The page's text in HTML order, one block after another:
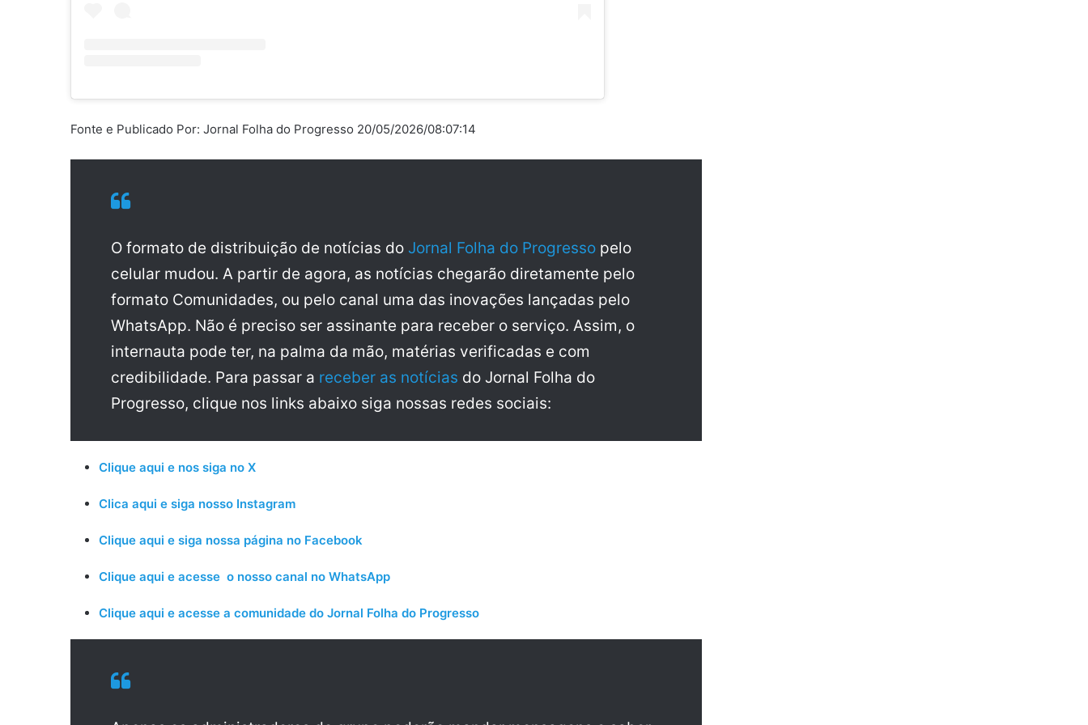
Fonte e Publicado Por: Jornal Folha do Progresso 20/05/2026/08:07:14
O formato de distribuição de notícias do Jornal Folha do Progresso pelo
celular mudou. A partir de agora, as notícias chegarão diretamente pelo
formato Comunidades, ou pelo canal uma das inovações lançadas pelo
WhatsApp. Não é preciso ser assinante para receber o serviço. Assim, o
internauta pode ter, na palma da mão, matérias verificadas e com
credibilidade. Para passar a receber as notícias do Jornal Folha do
Progresso, clique nos links abaixo siga nossas redes sociais:
Clique aqui e nos siga no X
Clica aqui e siga nosso Instagram
Clique aqui e siga nossa página no Facebook
Clique aqui e acesse o nosso canal no WhatsApp
Clique aqui e acesse a comunidade do Jornal Folha do Progresso